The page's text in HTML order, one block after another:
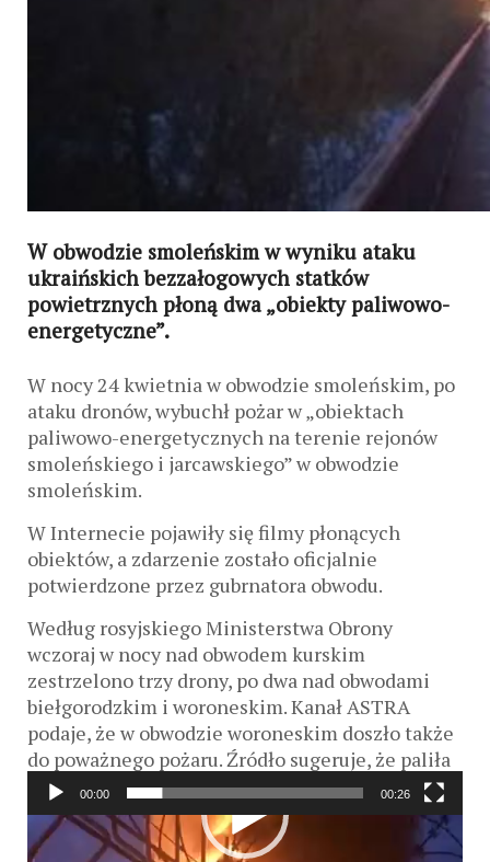
W obwodzie smoleńskim w wyniku ataku
ukraińskich bezzałogowych statków
powietrznych płoną dwa „obiekty paliwowo-
energetyczne”.
W nocy 24 kwietnia w obwodzie smoleńskim, po
ataku dronów, wybuchł pożar w „obiektach
paliwowo-energetycznych na terenie rejonów
smoleńskiego i jarcawskiego” w obwodzie
smoleńskim.
W Internecie pojawiły się filmy płonących
obiektów, a zdarzenie zostało oficjalnie
potwierdzone przez gubrnatora obwodu.
Według rosyjskiego Ministerstwa Obrony
wczoraj w nocy nad obwodem kurskim
zestrzelono trzy drony, po dwa nad obwodami
biełgorodzkim i woroneskim. Kanał ASTRA
podaje, że w obwodzie woroneskim doszło także
do poważnego pożaru. Źródło sugeruje, że paliła
się tu także rafineria lub magazyn ropy.
Odtwarzacz
video
00:00 00:26
Gubernator wezwał mieszkanców do zachowania
spokoju i obiecał dodatkowo informować o